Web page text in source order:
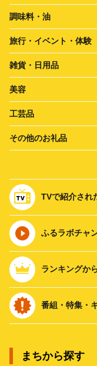
調味料・油
旅行・イベント・体験
雑貨・日用品
美容
工芸品
その他のお礼品
TVで紹介され
ふるラボチャ
ランキングか
番組・特集・
まちから探す